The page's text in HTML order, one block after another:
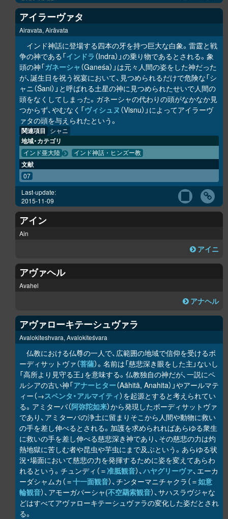
アイラーヴァタ
Airavata, Airāvata
インド神話に登場する四本の牙を持つ巨大な白象。雷霆と戦
争の神である「インドラ （Indra）」の乗り物であるとされる。象
頭の神「ガネーシャ（Ganeśa）」は元々人間の姿をした神だった
が、誕生日を祝う祝宴において、見つめられるだけで危険な「シ
ャニ（Śani）」と呼ばれる土星の神に見つめられたせいで人間の
頭をなくしてしまった。ガネーシャの代わりの頭がなかなか見
つからず、やむなく「ヴィシュヌ （Visnu）」によってアイラーヴ
ァタの頭を与えられたという。
関連項目 シャニ
地域・カテゴリ
インド亜大陸 インド神話・ヒンズー教
文献
07
Last-update:
2015-11-09
アイン
Ain
アイニ
アヴァヘル
Avahel
アナヘル
アヴァローキテーシュヴァラ
Avalokiteshvara, Avalokiteśvara
仏教における仏尊の一人で、広範囲の地域で信仰を受けるボ
ーディサットヴァ（菩薩）。名前は「慈悲深き眼をした主」ないし
「高所より見守る王」を意味する。仏教独自の神だが、一説にペ
ルシアの古い神「アナーヒター（Aāhitā, Anahita）」やアールマテ
ィー（→スペンタ・アルマイティ）を起源とすると考えられてい
る。アミターバ（阿弥陀如来）から発現したボーディサットヴァ
であり、アミターバの浄土に留まりそこから人間や動物に救い
の手を差し伸べるとされる。加護を求められればあらゆる衆生
に救いの手を差し伸べる慈悲深き神であり、その慈悲の力は灼
熱地獄に苦しむ者や昆虫や芋虫にまで及ぶという。あらゆる状
況・場面において慈悲の力を発揮するために姿を変えてあらわ
れるという。チュンディ（＝准胝観音）、ハヤグリーヴァ、エーカ
ーダシャムカ（＝十一面観音）、チンターマニチャクラ（＝如意
輪観音）、アモーガパーシャ(不空羂索観音）、サハスラヴジャな
どはすべてアヴァローキテーシュヴァラの変化した姿だとされ
る。